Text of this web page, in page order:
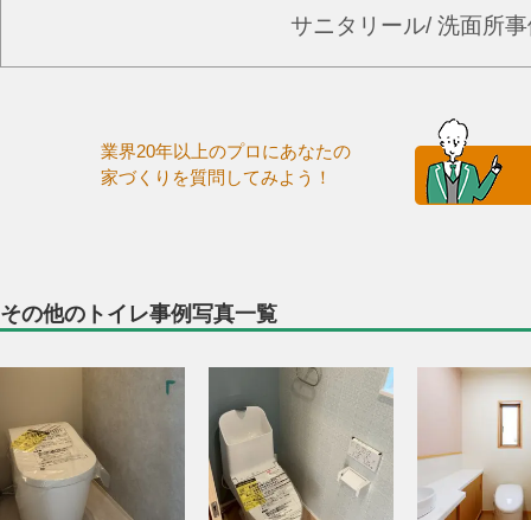
サニタリール/ 洗面所
業界20年以上のプロにあなたの
家づくりを質問してみよう！
その他のトイレ事例写真一覧